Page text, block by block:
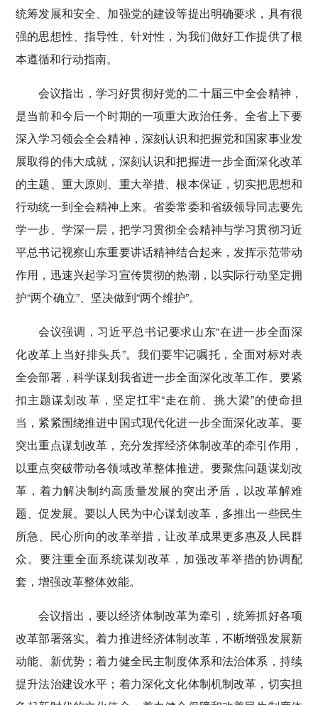
统筹发展和安全、加强党的建设等提出明确要求，具有很
强的思想性、指导性、针对性，为我们做好工作提供了根
本遵循和行动指南。
会议指出，学习好贯彻好党的二十届三中全会精神，
是当前和今后一个时期的一项重大政治任务。全省上下要
深入学习领会全会精神，深刻认识和把握党和国家事业发
展取得的伟大成就，深刻认识和把握进一步全面深化改革
的主题、重大原则、重大举措、根本保证，切实把思想和
行动统一到全会精神上来。省委常委和省级领导同志要先
学一步、学深一层，把学习贯彻全会精神与学习贯彻习近
平总书记视察山东重要讲话精神结合起来，发挥示范带动
作用，迅速兴起学习宣传贯彻的热潮，以实际行动坚定拥
护“两个确立”、坚决做到“两个维护”。
会议强调，习近平总书记要求山东“在进一步全面深
化改革上当好排头兵”。我们要牢记嘱托，全面对标对表
全会部署，科学谋划我省进一步全面深化改革工作。要紧
扣主题谋划改革，坚定扛牢“走在前、挑大梁”的使命担
当，紧紧围绕推进中国式现代化进一步全面深化改革。要
突出重点谋划改革，充分发挥经济体制改革的牵引作用，
以重点突破带动各领域改革整体推进。要聚焦问题谋划改
革，着力解决制约高质量发展的突出矛盾，以改革解难
题、促发展。要以人民为中心谋划改革，多推出一些民生
所急、民心所向的改革举措，让改革成果更多惠及人民群
众。要注重全面系统谋划改革，加强改革举措的协调配
套，增强改革整体效能。
会议指出，要以经济体制改革为牵引，统筹抓好各项
改革部署落实。着力推进经济体制改革，不断增强发展新
动能、新优势；着力健全民主制度体系和法治体系，持续
提升法治建设水平；着力深化文化体制机制改革，切实担